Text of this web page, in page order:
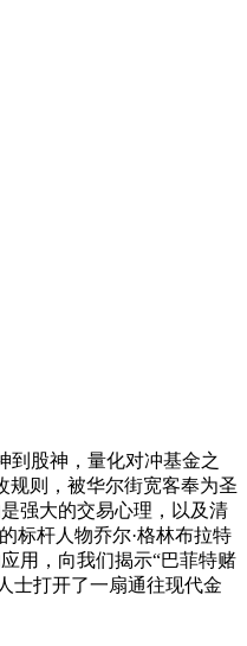
到股神，量化对冲基金之
规则，被华尔街宽客奉为圣
强大的交易心理，以及清
标杆人物乔尔·格林布拉特
用，向我们揭示“巴菲特赌
士打开了一扇通往现代金